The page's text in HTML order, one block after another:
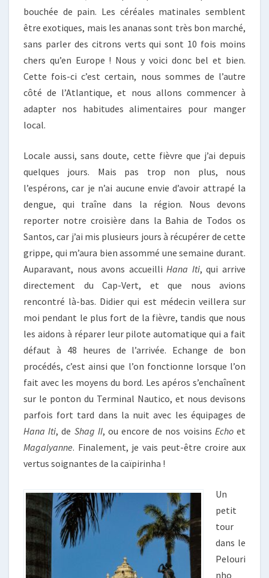
bouchée de pain. Les céréales matinales semblent
être exotiques, mais les ananas sont très bon marché,
sans parler des citrons verts qui sont 10 fois moins
chers qu’en Europe ! Nous y voici donc bel et bien.
Cette fois-ci c’est certain, nous sommes de l’autre
côté de l’Atlantique, et nous allons commencer à
adapter nos habitudes alimentaires pour manger
local.
Locale aussi, sans doute, cette fièvre que j’ai depuis
quelques jours. Mais pas trop non plus, nous
l’espérons, car je n’ai aucune envie d’avoir attrapé la
dengue, qui traîne dans la région. Nous devons
reporter notre croisière dans la Bahia de Todos os
Santos, car j’ai mis plusieurs jours à récupérer de cette
grippe, qui m’aura bien assommé une semaine durant.
Auparavant, nous avons accueilliHana Iti, qui arrive
directement du Cap-Vert, et que nous avions
rencontré là-bas. Didier qui est médecin veillera sur
moi pendant le plus fort de la fièvre, tandis que nous
les aidons à réparer leur pilote automatique qui a fait
défaut à 48 heures de l’arrivée. Echange de bon
procédés, c’est ainsi que l’on fonctionne lorsque l’on
fait avec les moyens du bord. Les apéros s’enchaînent
sur le ponton du Terminal Nautico, et nous devisons
parfois fort tard dans la nuit avec les équipages de
Hana Iti, de Shag II, ou encore de nos voisins Echoet
Magalyanne. Finalement, je vais peut-être croire aux
vertus soignantes de la caïpirinha !
Un
petit
tour
dans le
Pelouri
nho